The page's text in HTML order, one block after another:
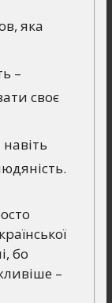
яка
–
своє
бо
–